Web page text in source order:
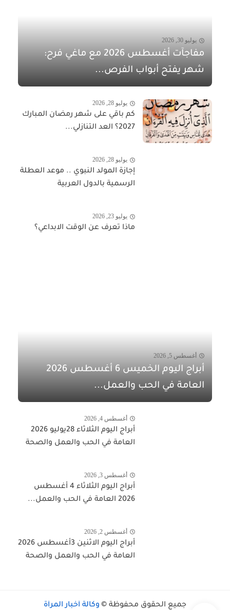
يوليو 30, 2026
مفاجآت أغسطس 2026 مع ماغي فرح:
شهر يفتح أبواب الفرص...
يوليو 28, 2026
كم باقي على شهر رمضان المبارك
2027؟ العد التنازلي...
يوليو 28, 2026
إجازة المولد النبوي .. موعد العطلة
الرسمية بالدول العربية
يوليو 23, 2026
ماذا تعرف عن الوقت الابداعي؟
أغسطس 5, 2026
أبراج اليوم الخميس 6 أغسطس 2026
العامة في الحب والعمل...
أغسطس 4, 2026
أبراج اليوم الثلاثاء 28يوليو 2026
العامة في الحب والعمل والصحة
أغسطس 3, 2026
أبراج اليوم الثلاثاء 4 أغسطس
2026 العامة في الحب والعمل...
أغسطس 2, 2026
أبراج اليوم الاثنين 3أغسطس 2026
العامة في الحب والعمل والصحة
جميع الحقوق محفوظة © وكالة أخبار المرأة